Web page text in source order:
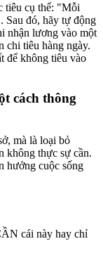
tiêu cụ thể: "Mỗi
Sau đó, hãy tự động
nhận lương vào một
chi tiêu hàng ngày.
để không tiêu vào
cách thông
mà là loại bỏ
không thực sự cần.
hưởng cuộc sống
cái này hay chỉ